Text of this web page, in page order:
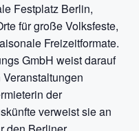
Festplatz Berlin,
für große Volksfeste,
Freizeitformate.
GmbH weist darauf
der
verweist sie an